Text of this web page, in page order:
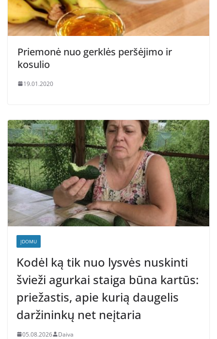
Priemonė nuo gerklės peršėjimo ir
kosulio
19.01.2020
ĮDOMU
Kodėl ką tik nuo lysvės nuskinti
švieži agurkai staiga būna kartūs:
priežastis, apie kurią daugelis
daržininkų net neįtaria
05.08.2026 Daiva